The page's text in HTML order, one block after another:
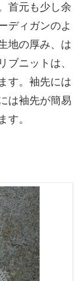
首元も少し余
ディガンのよ
地の厚み、は
ブニットは、
す。袖先には
は袖先が簡易
す。